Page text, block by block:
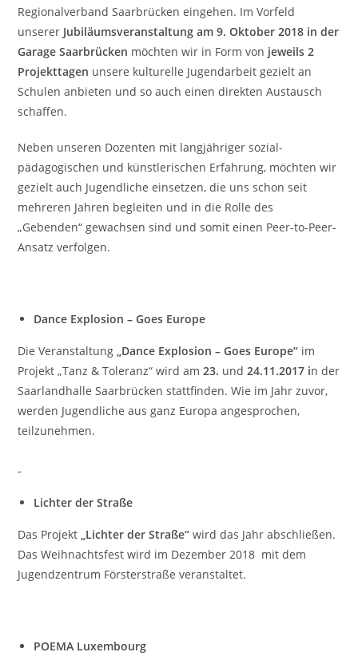
Regionalverband Saarbrücken eingehen. Im Vorfeld
unserer Jubiläumsveranstaltung am 9. Oktober 2018 in der
Garage Saarbrücken möchten wir in Form von jeweils 2
Projekttagen unsere kulturelle Jugendarbeit gezielt an
Schulen anbieten und so auch einen direkten Austausch
schaffen.
Neben unseren Dozenten mit langjähriger sozial-
pädagogischen und künstlerischen Erfahrung, möchten wir
gezielt auch Jugendliche einsetzen, die uns schon seit
mehreren Jahren begleiten und in die Rolle des
„Gebenden“ gewachsen sind und somit einen Peer-to-Peer-
Ansatz verfolgen.
Dance Explosion – Goes Europe
Die Veranstaltung „Dance Explosion – Goes Europe“ im
Projekt „Tanz & Toleranz“ wird am23. und 24.11.2017 in der
Saarlandhalle Saarbrücken stattfinden. Wie im Jahr zuvor,
werden Jugendliche aus ganz Europa angesprochen,
teilzunehmen.
Lichter der Straße
Das Projekt „Lichter der Straße“ wird das Jahr abschließen.
Das Weihnachtsfest wird im Dezember 2018 mit dem
Jugendzentrum Försterstraße veranstaltet.
POEMA Luxembourg